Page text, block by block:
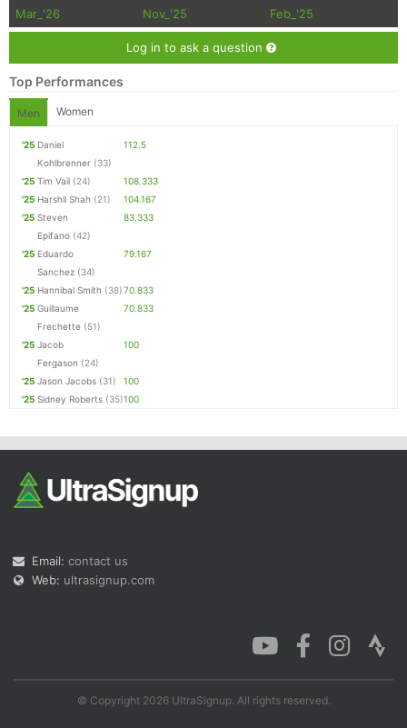
Mar_'26 Nov_'25 Feb_'25
Log in to ask a question
Top Performances
Men Women
'25 Daniel
Kohlbrenner (33)
112.5
'25 Tim Vail (24)
108.333
'25 Harshil Shah (21)
104.167
'25 Steven
Epifano (42)
83.333
'25 Eduardo
Sanchez (34)
79.167
'25 Hannibal Smith (38)70.833
'25 Guillaume
Frechette (51)
70.833
'25 Jacob
Fergason (24)
100
'25 Jason Jacobs (31)
100
'25 Sidney Roberts (35)100
Email: contact us
Web: ultrasignup.com
© Copyright 2026 UltraSignup. All rights reserved.